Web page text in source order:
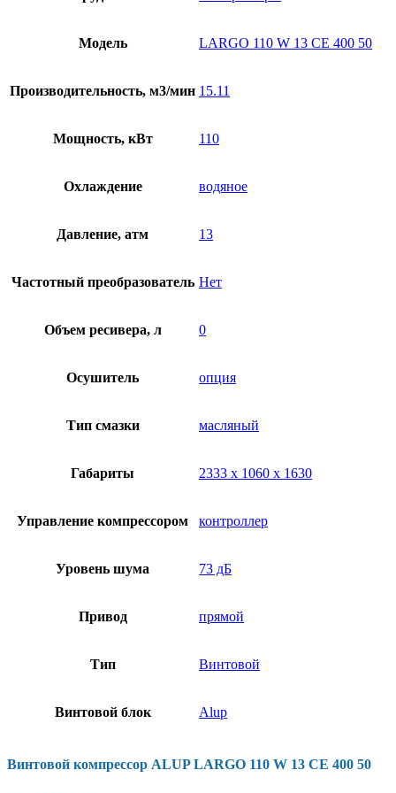
Модель LARGO 110 W 13 CE 400 50
Производительность, м3/мин 15.11
Мощность, кВт 110
Охлаждение водяное
Давление, атм 13
Частотный преобразователь Нет
Объем ресивера, л 0
Осушитель опция
Тип смазки масляный
Габариты 2333 х 1060 х 1630
Управление компрессором контроллер
Уровень шума 73 дБ
Привод прямой
Тип Винтовой
Винтовой блок Alup
Винтовой компрессор ALUP LARGO 110 W 13 CE 400 50